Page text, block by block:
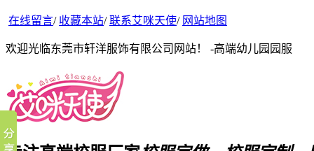
在线留言/ 收藏本站/联系艾咪天使/ 网站地图
欢迎光临东莞市轩洋服饰有限公司网站！ -高端幼儿园园服